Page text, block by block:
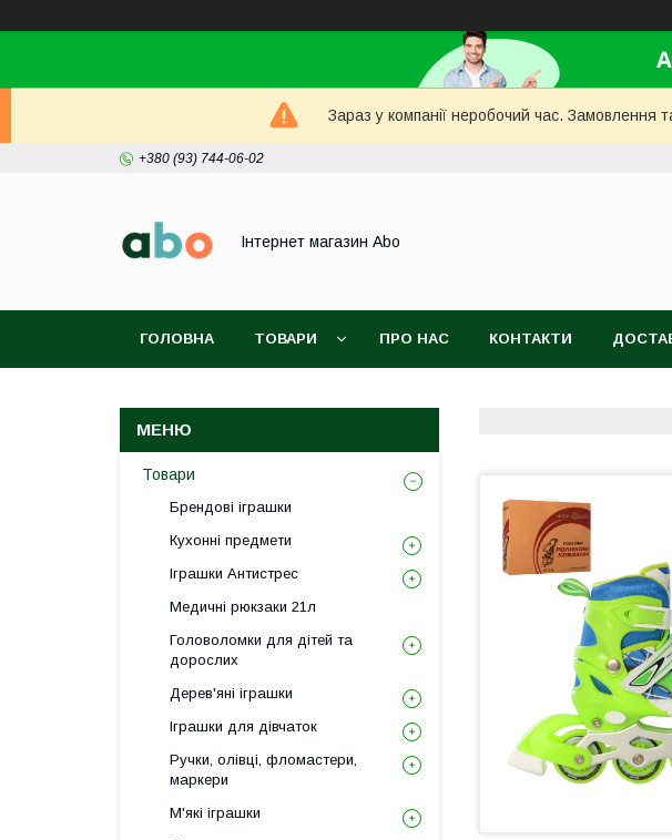
Зараз у компанії неробочий час. Замовлення
+380 (93) 744-06-02
Інтернет магазин Abo
ГОЛОВНА ТОВАРИ ПРО НАС КОНТАКТИ
Товари
Брендові іграшки
Кухонні предмети
Іграшки Антистрес
Медичні рюкзаки 21л
Головоломки для дітей та
дорослих
Дерев'яні іграшки
Іграшки для дівчаток
Ручки, олівці, фломастери,
маркери
М'які іграшки